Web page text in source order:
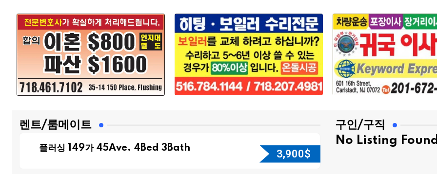
렌트/룸메이트
플러싱 149가 45Ave. 4Bed 3Bath 3,900$
구인/구직
No Listing